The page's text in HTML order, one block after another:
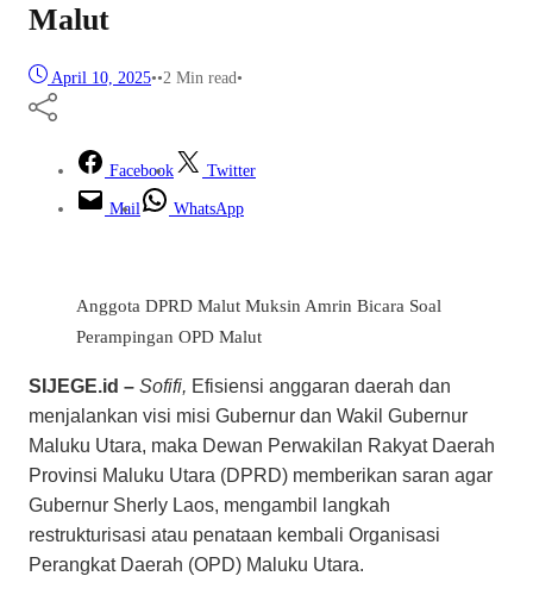
Malut
April 10, 2025••2 Min read•
Facebook Twitter
Mail WhatsApp
Anggota DPRD Malut Muksin Amrin Bicara Soal
Perampingan OPD Malut
SIJEGE.id – Sofifi, Efisiensi anggaran daerah dan
menjalankan visi misi Gubernur dan Wakil Gubernur
Maluku Utara, maka Dewan Perwakilan Rakyat Daerah
Provinsi Maluku Utara (DPRD) memberikan saran agar
Gubernur Sherly Laos, mengambil langkah
restrukturisasi atau penataan kembali Organisasi
Perangkat Daerah (OPD) Maluku Utara.